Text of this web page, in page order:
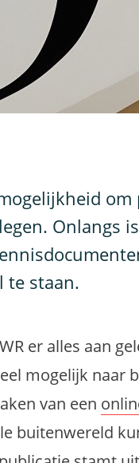
om
Onlangs
te staan.
er alles aan
mogelijk naar
van een
buitenwereld